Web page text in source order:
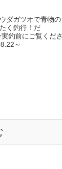
ダガツオで青物の
く釣行！だ
釣前にご覧くださ
～